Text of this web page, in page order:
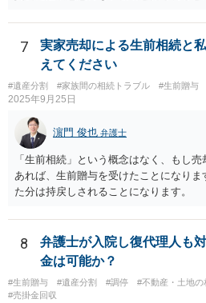
法として考えられるものとしては、 ①
産を信託口に移し、受託者（信頼でき
・生存中はあなたの生活費・介護費に
体へ と使途を厳格に指定。相続ではな
与を大きく排除できます。 ②遺言＋生命
に残し、余剰資金で受取人を友人・団体
相続財産とは別枠で、遺留分対策にも
因贈与 「介護・見守り等を条件に、死
不履行なら無効にでき、老後の安心を
除条件 慈善団体への寄附を予約しつつ
を設定。 などがあり得るかと思われます
7
実家売却による生前相続と
えてください
#遺産分割 #家族間の相続トラブル #生前贈与
2025年9月25日
濵門 俊也 弁護士
「生前相続」という概念はなく、もし
あれば、生前贈与を受けたことになり
た分は持戻しされることになります。
8
弁護士が入院し復代理人も
金は可能か？
#生前贈与 #遺産分割 #調停 #不動産・土地の
#売掛金回収